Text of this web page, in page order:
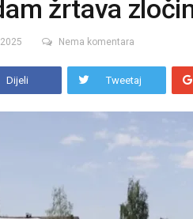
žrtava
Nema komentara
Dijeli Tweetaj